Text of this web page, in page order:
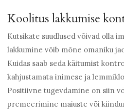
Koolitus lakkumise
Kutsikate suudlused võivad olla
lakkumine võib mõne omaniku
Kuidas saab seda käitumist
kahjustamata inimese ja
Positiivne tugevdamine on siin
premeerimine maiuste või